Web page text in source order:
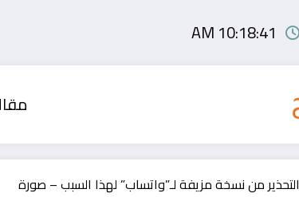
10:18:42 AM
التحذير من نسخة مزيفة لـ”واتساب” لهذا السبب – صورة